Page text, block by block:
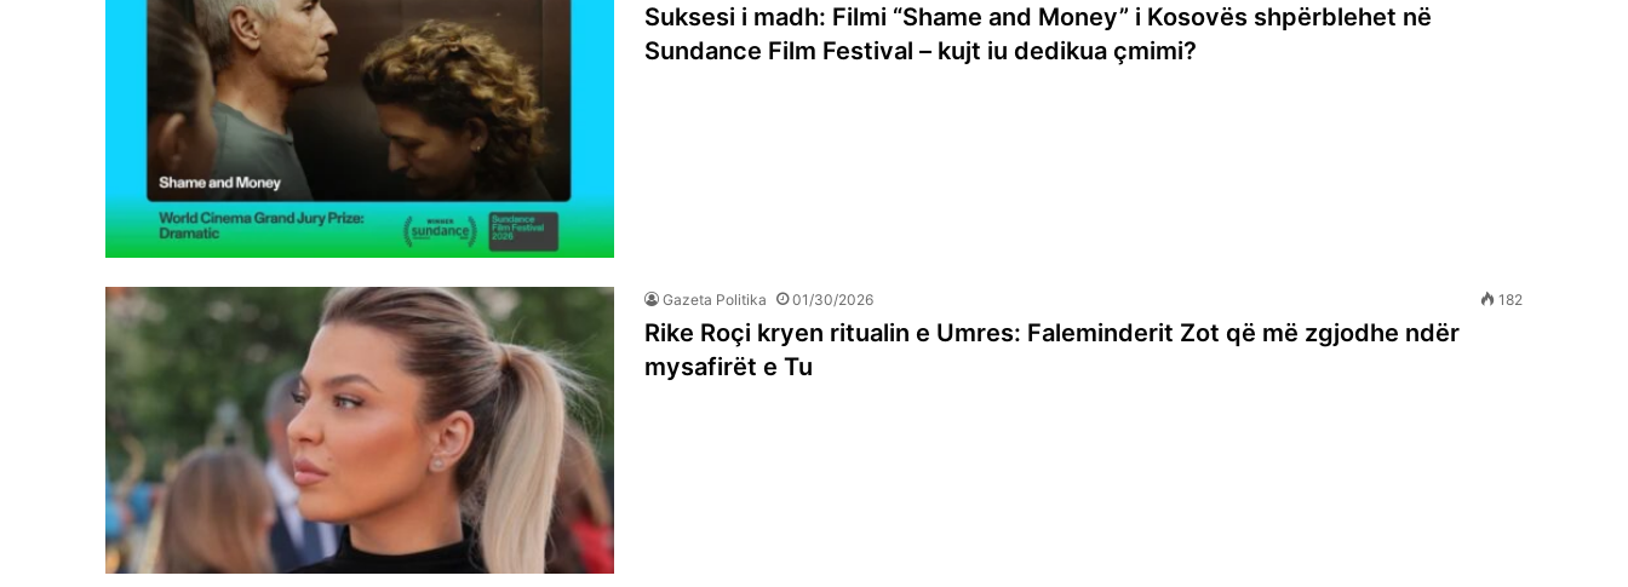
Suksesi i madh: Filmi “Shame and Money” i Kosovës shpërblehet në
Sundance Film Festival – kujt iu dedikua çmimi?
Gazeta Politika 01/30/2026 182
Rike Roçi kryen ritualin e Umres: Faleminderit Zot që më zgjodhe ndër
mysafirët e Tu